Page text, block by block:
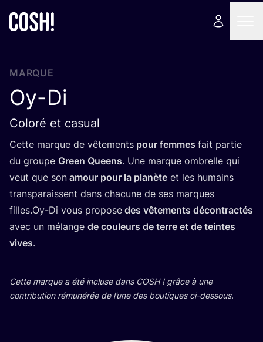
MARQUE
Oy-Di
Coloré et casual
Cette marque de vête­ments pour femmes fait par­tie
du groupe Green Queens. Une marque ombrelle qui
veut que son amour pour la pla­nète et les humains
trans­pa­raissent dans cha­cune de ses marques
filles.Oy-Di vous pro­pose des vête­ments décon­trac­tés
avec un mélange de cou­leurs de terre et de teintes
vives.
Cette marque a été incluse dans COSH! grâce à une
contri­bu­tion rému­né­rée de l’une des bou­tiques ci-dessous.